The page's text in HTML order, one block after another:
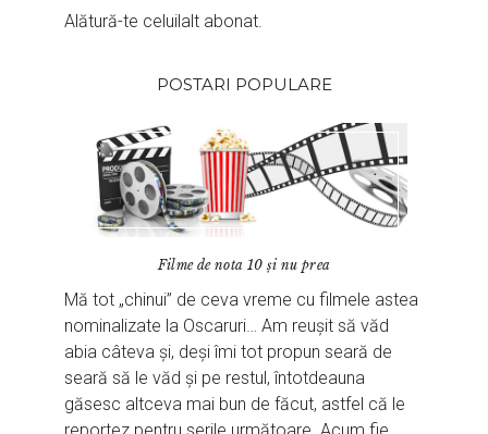
Alătură-te celuilalt abonat.
POSTARI POPULARE
Filme de nota 10 și nu prea
Mă tot „chinui” de ceva vreme cu filmele astea
nominalizate la Oscaruri… Am reușit să văd
abia câteva și, deși îmi tot propun seară de
seară să le văd și pe restul, întotdeauna
găsesc altceva mai bun de făcut, astfel că le